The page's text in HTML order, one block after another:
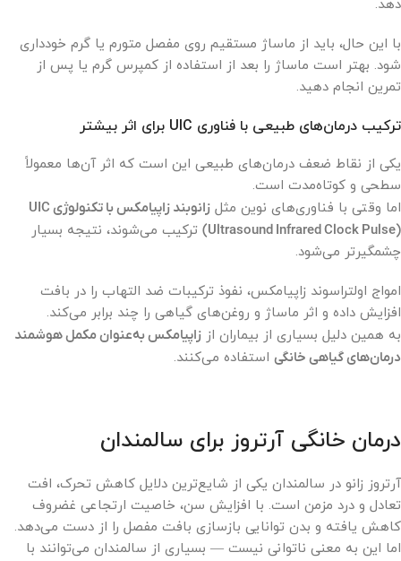
دهد.
با این حال، باید از ماساژ مستقیم روی مفصل متورم یا گرم خودداری
شود. بهتر است ماساژ را بعد از استفاده از کمپرس گرم یا پس از
تمرین انجام دهید.
ترکیب درمان‌های طبیعی با فناوری UIC برای اثر بیشتر
یکی از نقاط ضعف درمان‌های طبیعی این است که اثر آن‌ها معمولاً
سطحی و کوتاه‌مدت است.
اما وقتی با فناوری‌های نوین مثل
زانوبند زاپیامکس با تکنولوژی UIC
(Ultrasound Infrared Clock Pulse) ترکیب می‌شوند، نتیجه بسیار
چشمگیرتر می‌شود.
امواج اولتراسوند زاپیامکس، نفوذ ترکیبات ضد التهاب را در بافت
افزایش داده و اثر ماساژ و روغن‌های گیاهی را چند برابر می‌کند.
به همین دلیل بسیاری از بیماران از زاپیامکس به‌عنوان مکمل هوشمند
درمان‌های گیاهی خانگی استفاده می‌کنند.
درمان خانگی آرتروز برای سالمندان
آرتروز زانو در سالمندان یکی از شایع‌ترین دلایل کاهش تحرک، افت
تعادل و درد مزمن است. با افزایش سن، خاصیت ارتجاعی غضروف
کاهش یافته و بدن توانایی بازسازی بافت مفصل را از دست می‌دهد.
اما این به معنی ناتوانی نیست — بسیاری از سالمندان می‌توانند با